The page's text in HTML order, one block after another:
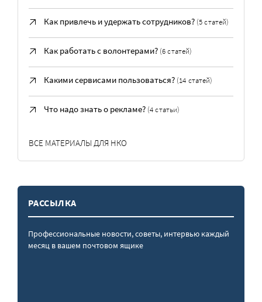
Как привлечь и удержать сотрудников? (5 статей)
Как работать с волонтерами? (6 статей)
Какими сервисами пользоваться? (14 статей)
Что надо знать о рекламе? (4 статьи)
ВСЕ МАТЕРИАЛЫ ДЛЯ НКО
РАССЫЛКА
Профессиональные новости, советы, интервью каждый
месяц в вашем почтовом ящике